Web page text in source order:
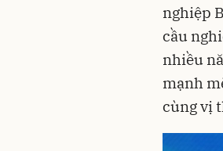
nghiệp
cầu
nhiều
mạnh
cùng vị